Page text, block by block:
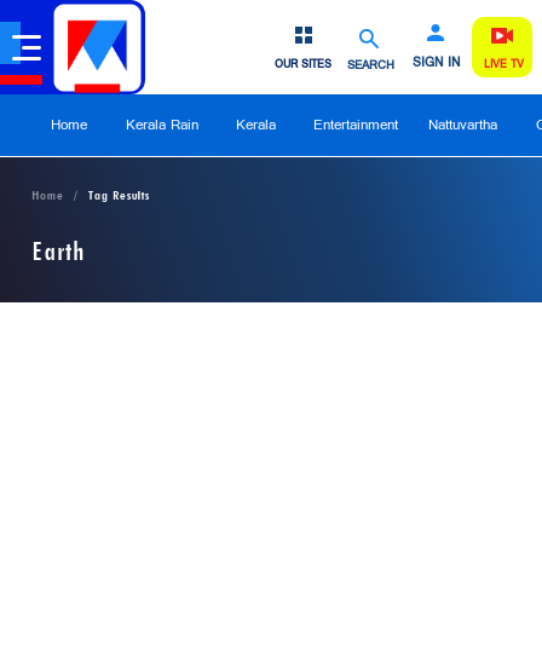
SEARCH SIGN IN
OUR SITES LIVE TV
Home Kerala Rain Kerala Entertainment Nattuvartha
Home Tag Results
Earth